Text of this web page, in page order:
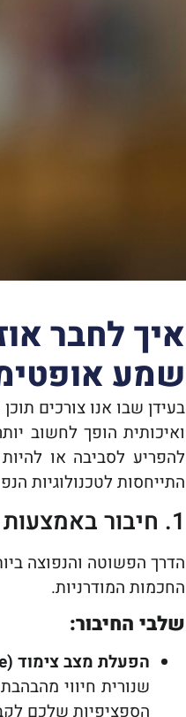
איך לחבר
שמע
בעידן שבו אנו צורכים
ואיכותית הופך לחשוב
להפריע לסביבה או
התייחסות לטכנולוגיות
1. חיבור באמצעות Bluetooth מובנה (לטלוויזיות חכמות)
הדרך הפשוטה והנפוצה
החכמות המודרניות.
שלבי החיבור:
הפעלת מצב צימוד (Pairing Mode) באוזניות:
שנורית חיווי
הספציפיות שלכם